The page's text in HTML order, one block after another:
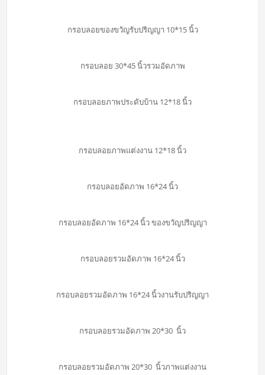
กรอบลอยของขวัญรับปริญญา 10*15 นิ้ว
กรอบลอย 30*45 นิ้วรวมอัดภาพ
กรอบลอยภาพประดับบ้าน 12*18 นิ้ว
กรอบลอยภาพแต่งงาน 12*18 นิ้ว
กรอบลอยอัดภาพ 16*24 นิ้ว
กรอบลอยอัดภาพ 16*24 นิ้ว ของขวัญปริญญา
กรอบลอยรวมอัดภาพ 16*24 นิ้ว
กรอบลอยรวมอัดภาพ 16*24 นิ้วงานรับปริญญา
กรอบลอยรวมอัดภาพ 20*30 นิ้ว
กรอบลอยรวมอัดภาพ 20*30 นิ้วภาพแต่งงาน